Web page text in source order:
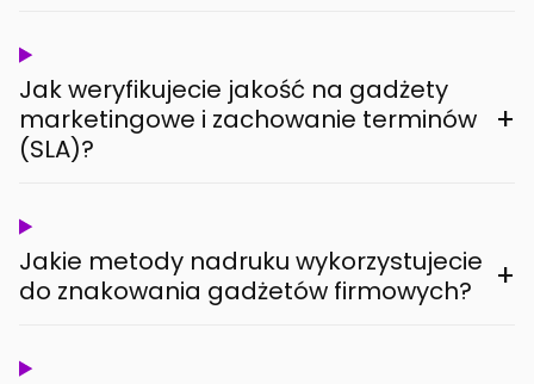
Jak weryfikujecie jakość na gadżety
marketingowe i zachowanie terminów
(SLA)?
+
Jakie metody nadruku wykorzystujecie
do znakowania gadżetów firmowych?
+